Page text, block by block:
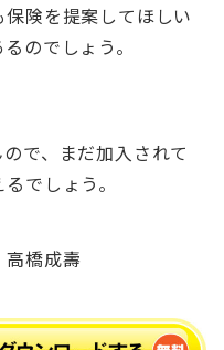
険を提案してほしい
のでしょう。
で、まだ加入されて
でしょう。
橋成壽